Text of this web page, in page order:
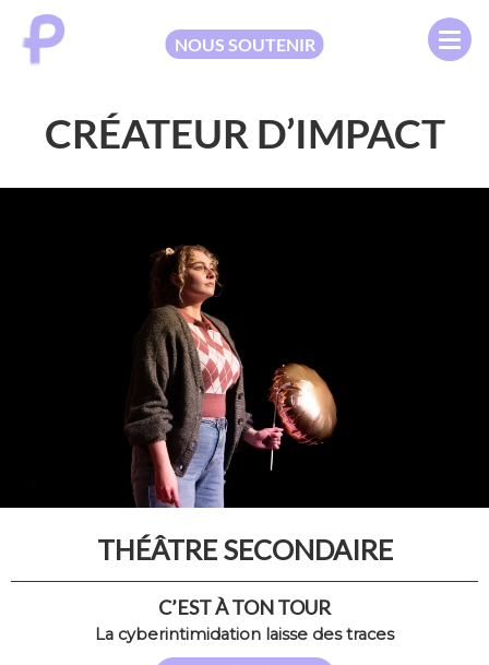
NOUS SOUTENIR
CRÉATEUR D’IMPACT
THÉÂTRE SECONDAIRE
C’EST À TON TOUR
La cyberintimidation laisse des traces